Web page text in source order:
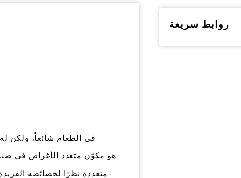
متعددة نظرًا لخصائصه
روابط سريعة